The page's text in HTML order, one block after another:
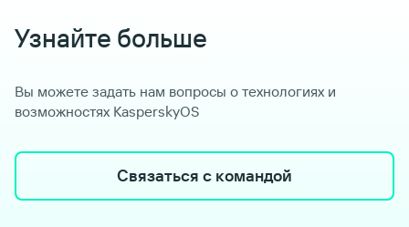
Узнайте больше
Вы можете задать нам вопросы о технологиях и
возможностях KasperskyOS
Связаться с командой